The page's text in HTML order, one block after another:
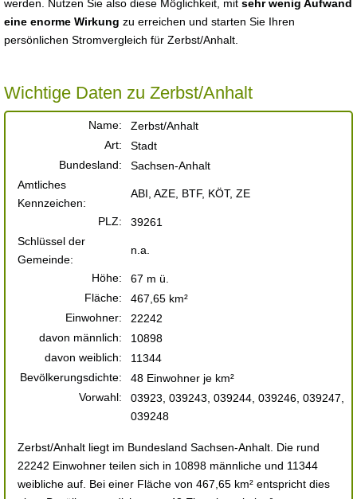
werden. Nutzen Sie also diese Möglichkeit, mit sehr wenig Aufwand
eine enorme Wirkung zu erreichen und starten Sie Ihren
persönlichen Stromvergleich für Zerbst/Anhalt.
Wichtige Daten zu Zerbst/Anhalt
Name:
Zerbst/Anhalt
Art:
Stadt
Bundesland:
Sachsen-Anhalt
Amtliches
Kennzeichen:
ABI, AZE, BTF, KÖT, ZE
PLZ:
39261
Schlüssel der
Gemeinde:
n.a.
Höhe:
67 m ü.
Fläche:
467,65 km²
Einwohner:
22242
davon männlich:
10898
davon weiblich:
11344
Bevölkerungsdichte:
48 Einwohner je km²
Vorwahl:
03923, 039243, 039244, 039246, 039247,
039248
Zerbst/Anhalt liegt im Bundesland Sachsen-Anhalt. Die rund
22242 Einwohner teilen sich in 10898 männliche und 11344
weibliche auf. Bei einer Fläche von 467,65 km² entspricht dies